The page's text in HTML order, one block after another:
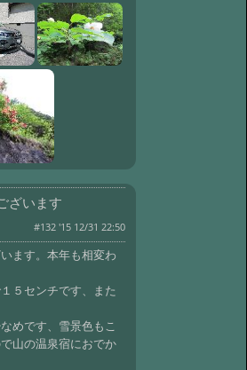
ざいます
#132 '15 12/31 22:50
ます。本年も相変わ
５センチです、また
めです、雪景色もこ
山の温泉宿におでか
野口健さんと藤巻さんが来まし
@ '13 11/13 14:23
野口さんたち3人自転車で白駒
野口さん家族て゛天狗岳に登り
た
オオヤマレンゲの花が咲きまし
レンゲツツジが咲き始めました
さんが来ました
@ '13 6/11 09:43
野口さんが家族で来ました
野口健さんと藤巻
雪が降り寒くなりました
@ '12 11/23 13:56
紅葉が綺麗です